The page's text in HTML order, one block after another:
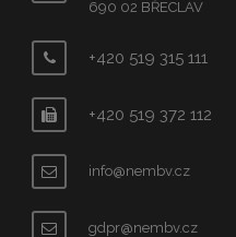
690 02 BŘECLAV
+420 519 315 111
+420 519 372 112
info@nembv.cz
gdpr@nembv.cz